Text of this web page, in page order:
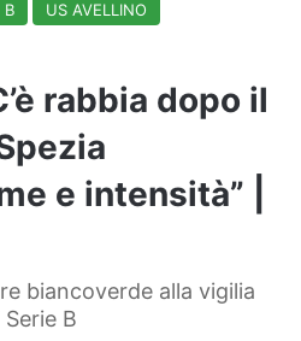
B
US AVELLINO
rabbia dopo il
e intensità” |
biancoverde alla vigilia
B